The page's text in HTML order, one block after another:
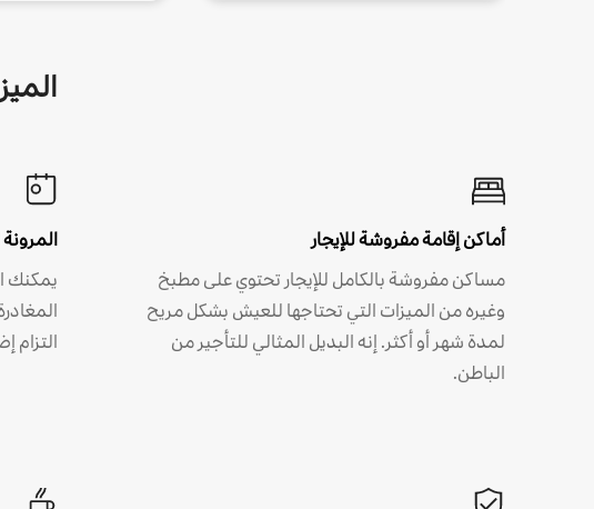
أماكن إقامة مفروشة للإيجار
مساكن مفروشة بالكامل للإيجار تحتوي على مطبخ
وغيره من الميزات التي تحتاجها للعيش بشكل مريح
لمدة شهر أو أكثر. إنه البديل المثالي للتأجير من
الباطن.
المرونة
يمكنك
التزام